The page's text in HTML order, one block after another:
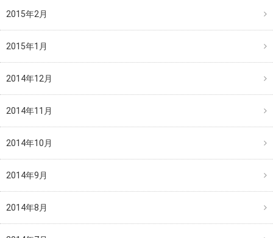
2015年2月
2015年1月
2014年12月
2014年11月
2014年10月
2014年9月
2014年8月